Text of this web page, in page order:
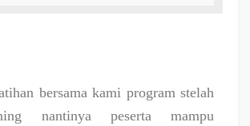
bersama kami program stelah
nantinya peserta mampu